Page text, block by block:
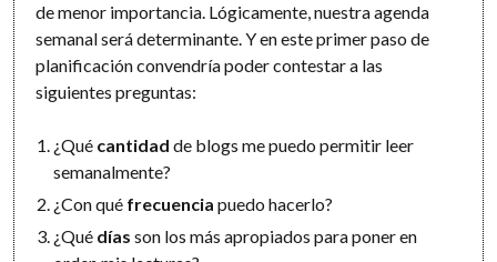
de menor importancia. Lógicamente, nuestra agenda
semanal será determinante. Y en este primer paso de
planificación convendría poder contestar a las
siguientes preguntas:
¿Qué cantidad de blogs me puedo permitir leer
semanalmente?
¿Con qué frecuencia puedo hacerlo?
¿Qué días son los más apropiados para poner en